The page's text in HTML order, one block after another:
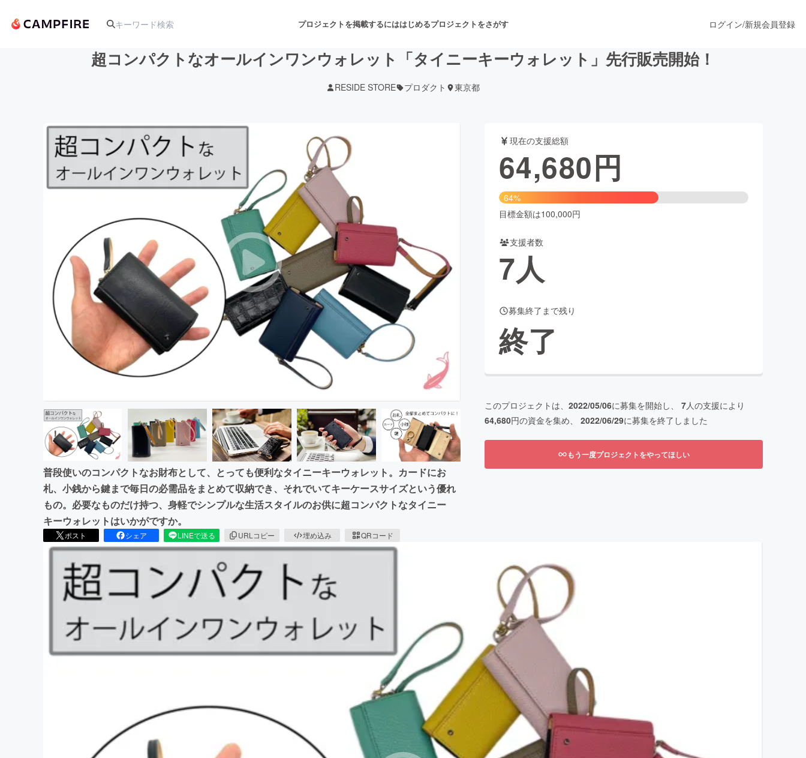
プロジェクトを掲載するにははじめるプロジェクトをさがす
アート・写真 舞台・パフォーマンス
テクノロジー・ガジェット ゲーム・サービス開発 ファッション
書籍・雑誌出版
ビジネス・起業 チャレンジ ビューティー・ヘルスケア
まちづくり・地域活性化
CAMPFIRE for Social Good
CAMPFIREふるさと納税machi-ya
ログイン/新規会員登録
超コンパクトなオールインワンウォレット「タイニーキーウォレット」先行販売開始！
RESIDE STORE プロダクト 東京都
普段使いのコンパクトなお財布として、とっても便利なタイニーキーウォレット。カードにお
札、小銭から鍵まで毎日の必需品をまとめて収納でき、それでいてキーケースサイズという優れ
もの。必要なものだけ持つ、身軽でシンプルな生活スタイルのお供に超コンパクトなタイニー
キーウォレットはいかがですか。
ポスト シェア LINEで送る URLコピー 埋め込み QRコード
現在の支援総額
64,680円
64%
目標金額は100,000円
支援者数
7人
募集終了まで残り
終了
このプロジェクトは、 2022/05/06に募集を開始し、 7人の支援により
64,680円の資金を集め、 2022/06/29に募集を終了しました
もう一度プロジェクトをやってほしい